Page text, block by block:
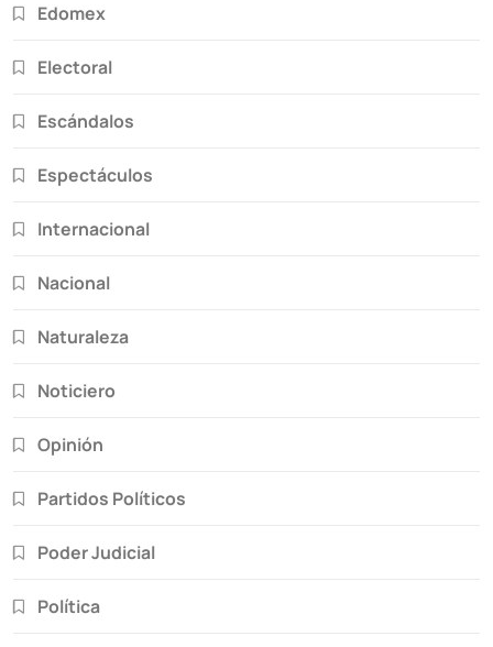
Edomex
Electoral
Escándalos
Espectáculos
Internacional
Nacional
Naturaleza
Noticiero
Opinión
Partidos Políticos
Poder Judicial
Política